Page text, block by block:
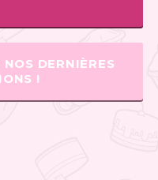
DERNIÈRES
!